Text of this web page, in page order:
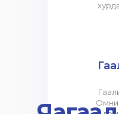
Омни